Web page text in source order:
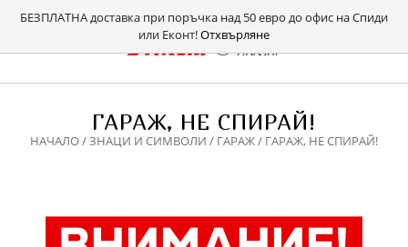
БЕЗПЛАТНА доставка при поръчка над 50 евро до офис на Спиди
или Еконт!Отхвърляне
ГАРАЖ, НЕ СПИРАЙ!
НАЧАЛО/ЗНАЦИ И СИМВОЛИ / ГАРАЖ/ ГАРАЖ, НЕ СПИРАЙ!